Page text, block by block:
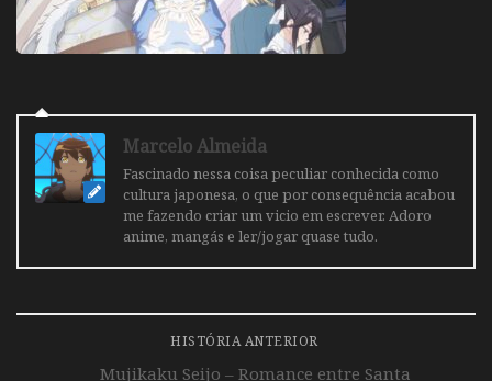
Marcelo Almeida
Fascinado nessa coisa peculiar conhecida como
cultura japonesa, o que por consequência acabou
me fazendo criar um vicio em escrever. Adoro
anime, mangás e ler/jogar quase tudo.
HISTÓRIA ANTERIOR
Mujikaku Seijo – Romance entre Santa